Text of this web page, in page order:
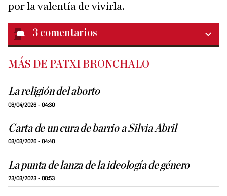
por la valentía de vivirla.
3 comentarios
MÁS DE PATXI BRONCHALO
La religión del aborto
08/04/2026 - 04:30
Carta de un cura de barrio a Silvia Abril
03/03/2026 - 04:40
La punta de lanza de la ideología de género
23/03/2023 - 00:53